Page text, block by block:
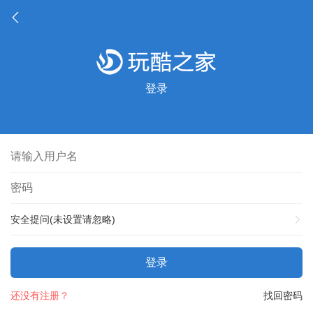
登录
安全提问(未设置请忽略)
登录
找回密码
还没有注册？